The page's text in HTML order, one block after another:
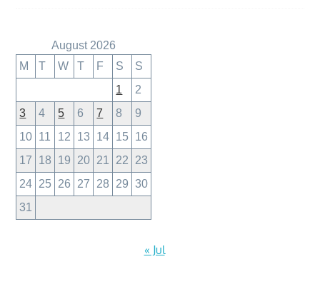
August 2026
M
T W T F S
S
1
2
3
4 5 6 7 8
9
10 11 12 13 14 15 16
17
18 19 20 21 22
23
24 25 26 27 28 29
30
31
« Jul